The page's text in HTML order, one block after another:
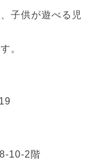
子供が遊べる児
。
10-2階